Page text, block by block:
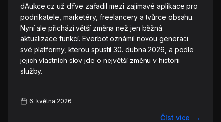
dAukce.cz už dříve zařadil mezi zajímavé aplikace pro
podnikatele, marketéry, freelancery a tvůrce obsahu.
Nyní ale přichází větší změna než jen běžná
aktualizace funkcí. Everbot oznámil novou generaci
své platformy, kterou spustil 30. dubna 2026, a podle
jejich vlastních slov jde o největší změnu v historii
služby.
6. května 2026
Číst více →